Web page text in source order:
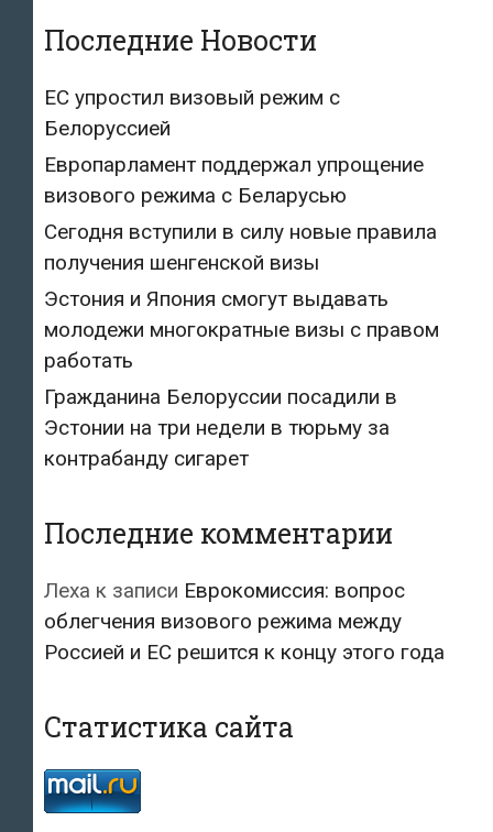
Последние Новости
ЕС упростил визовый режим с
Белоруссией
Европарламент поддержал упрощение
визового режима с Беларусью
Сегодня вступили в силу новые правила
получения шенгенской визы
Эстония и Япония смогут выдавать
молодежи многократные визы с правом
работать
Гражданина Белоруссии посадили в
Эстонии на три недели в тюрьму за
контрабанду сигарет
Последние комментарии
Леха к записи Еврокомиссия: вопрос
облегчения визового режима между
Россией и ЕС решится к концу этого года
Статистика сайта